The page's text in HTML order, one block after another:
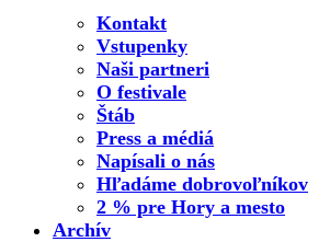
Kontakt
Vstupenky
Naši partneri
O festivale
Štáb
Press a médiá
Napísali o nás
Hľadáme dobrovoľníkov
2 % pre Hory a mesto
Archív